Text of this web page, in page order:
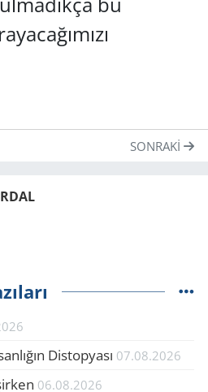
SONRAKI
Distopyası 07.08.2026
06.08.2026